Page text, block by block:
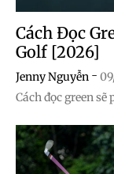
Cách Đọc
Golf [2026]
Jenny Nguyễn -
Cách đọc green